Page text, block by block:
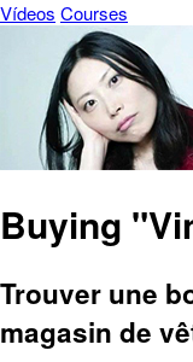
Vídeos Courses
Buying
Trouver une
magasin de